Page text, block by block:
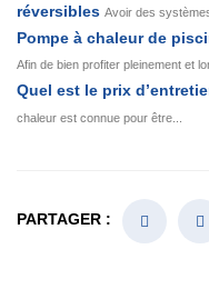
réversibles Avoir des
Pompe à chaleur de
Afin de bien profiter pleinement et
Quel est le prix
chaleur est connue pour être...
PARTAGER :